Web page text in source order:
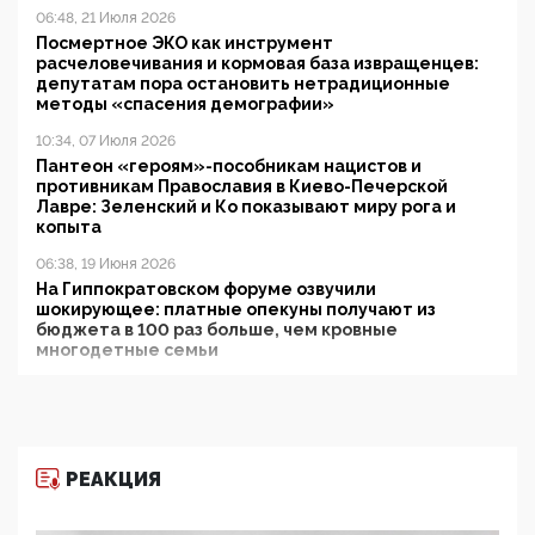
06:48, 21 Июля 2026
Посмертное ЭКО как инструмент
расчеловечивания и кормовая база извращенцев:
депутатам пора остановить нетрадиционные
методы «спасения демографии»
10:34, 07 Июля 2026
Пантеон «героям»-пособникам нацистов и
противникам Православия в Киево-Печерской
Лавре: Зеленский и Ко показывают миру рога и
копыта
06:38, 19 Июня 2026
На Гиппократовском форуме озвучили
шокирующее: платные опекуны получают из
бюджета в 100 раз больше, чем кровные
многодетные семьи
11:53, 09 Июня 2026
РЕАКЦИЯ